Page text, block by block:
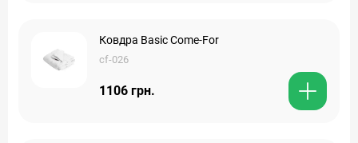
Ковдра Basic Come-For
cf-026
1106 грн.